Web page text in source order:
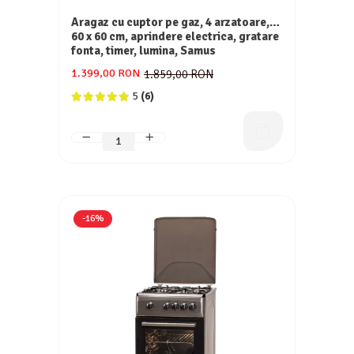
Aragaz cu cuptor pe gaz, 4 arzatoare,
60 x 60 cm, aprindere electrica, gratare
fonta, timer, lumina, Samus
1.859,00 RON
1.399,00 RON
5 (6)
-16%